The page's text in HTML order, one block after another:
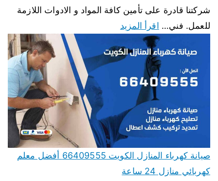
شركتنا قادرة على تأمين كافة المواد و الادوات اللازمة
للعمل. فني… اقرأ المزيد
صيانة كهرباء المنازل الكويت 66409555 أفضل معلم
كهربائي منازل 24 ساعة